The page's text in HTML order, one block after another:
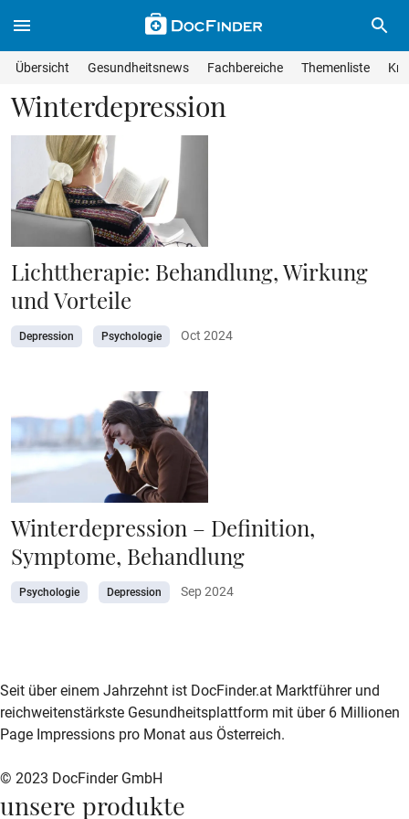
Übersicht Gesundheitsnews Fachbereiche ThemenlisteSuche
Winterdepression
Lichttherapie: Behandlung, Wirkung
und Vorteile
Depression Psychologie Oct 2024
Winterdepression – Definition,
Symptome, Behandlung
Psychologie Depression Sep 2024
zur DocFinder-Startseite
logo icon
Seit über einem Jahrzehnt ist DocFinder.at Marktführer und
reichweitenstärkste Gesundheitsplattform mit über 6 Millionen
Page Impressions pro Monat aus Österreich.
© 2023 DocFinder GmbH
unsere produkte